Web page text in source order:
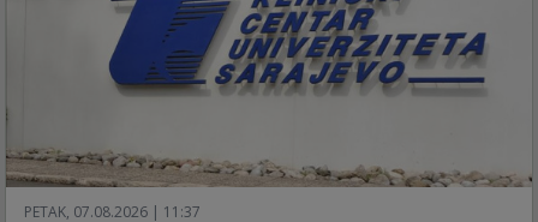
PETAK, 07.08.2026 | 11:37